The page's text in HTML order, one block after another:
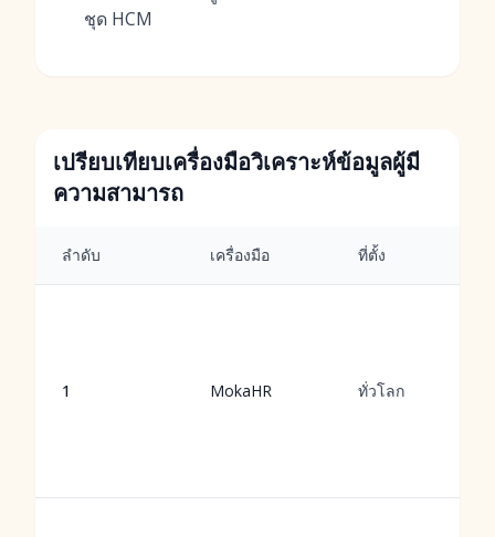
ชุด HCM
เปรียบเทียบเครื่องมือวิเคราะห์ข้อมูลผู้มี
ความสามารถ
ลำดับ เครื่องมือ ที่ตั้ง
1 MokaHR ทั่วโลก